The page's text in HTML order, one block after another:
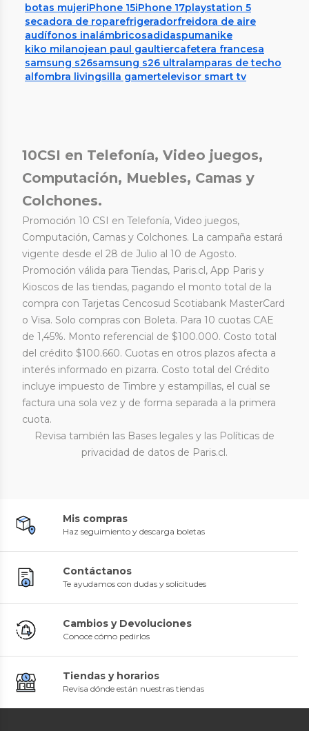
botas mujeriPhone 15iPhone 17playstation 5
secadora de roparefrigeradorfreidora de aire
audífonos inalámbricosadidaspumanike
kiko milanojean paul gaultiercafetera francesa
samsung s26samsung s26 ultralamparas de techo
alfombra livingsilla gamertelevisor smart tv
10CSI en Telefonía, Video juegos,
Computación, Muebles, Camas y
Colchones.
Promoción 10 CSI en Telefonía, Video juegos,
Computación, Camas y Colchones. La campaña estará
vigente desde el 28 de Julio al 10 de Agosto.
Promoción válida para Tiendas, Paris.cl, App Paris y
Kioscos de las tiendas, pagando el monto total de la
compra con Tarjetas Cencosud Scotiabank MasterCard
o Visa. Solo compras con Boleta. Para 10 cuotas CAE
de 1,45%. Monto referencial de $100.000. Costo total
del crédito $100.660. Cuotas en otros plazos afecta a
interés informado en pizarra. Costo total del Crédito
incluye impuesto de Timbre y estampillas, el cual se
factura una sola vez y de forma separada a la primera
cuota.
Revisa también las Bases legales y las Políticas de
privacidad de datos de Paris.cl.
Mis compras
Haz seguimiento y descarga boletas
Contáctanos
Te ayudamos con dudas y solicitudes
Cambios y Devoluciones
Conoce cómo pedirlos
Tiendas y horarios
Revisa dónde están nuestras tiendas